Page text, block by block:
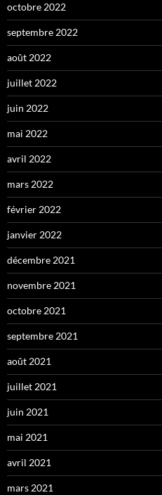
octobre 2022
septembre 2022
août 2022
juillet 2022
juin 2022
mai 2022
avril 2022
mars 2022
février 2022
janvier 2022
décembre 2021
novembre 2021
octobre 2021
septembre 2021
août 2021
juillet 2021
juin 2021
mai 2021
avril 2021
mars 2021